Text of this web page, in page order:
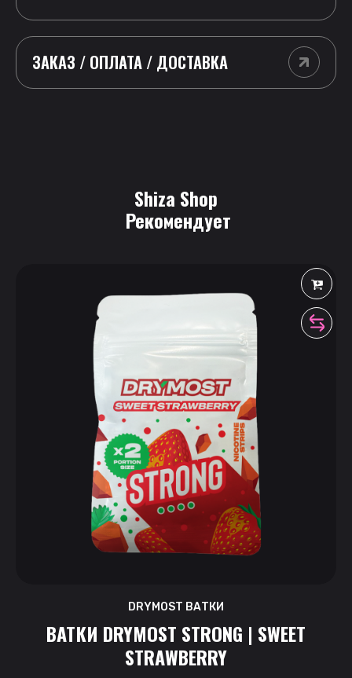
ЗАКАЗ / ОПЛАТА / ДОСТАВКА
Shiza Shop
Рекомендует
DRYMOST ВАТКИ
ВАТКИ DRYMOST STRONG | SWEET
STRAWBERRY